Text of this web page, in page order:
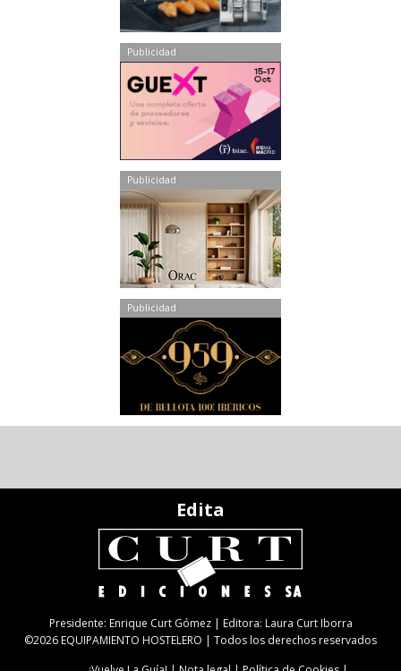
Publicidad
Publicidad
Publicidad
Edita
Presidente: Enrique Curt Gómez | Editora: Laura Curt Iborra
©2026 EQUIPAMIENTO HOSTELERO | Todos los derechos reservados